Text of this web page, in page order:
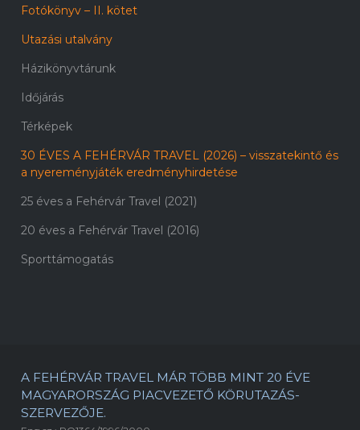
Fotókönyv – II. kötet
Utazási utalvány
Házikönyvtárunk
Időjárás
Térképek
30 ÉVES A FEHÉRVÁR TRAVEL (2026) – visszatekintő és
a nyereményjáték eredményhirdetése
25 éves a Fehérvár Travel (2021)
20 éves a Fehérvár Travel (2016)
Sporttámogatás
A FEHÉRVÁR TRAVEL MÁR TÖBB MINT 20 ÉVE
MAGYARORSZÁG PIACVEZETŐ KÖRUTAZÁS-
SZERVEZŐJE.